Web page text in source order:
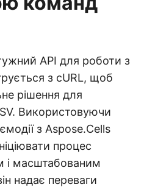
API для роботи з
з cURL, щоб
рішення для
Використовуючи
з Aspose.Cells
процес
і масштабованим
надає переваги